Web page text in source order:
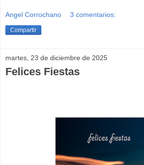
Angel Corrochano 3 comentarios:
Compartir
martes, 23 de diciembre de 2025
Felices Fiestas